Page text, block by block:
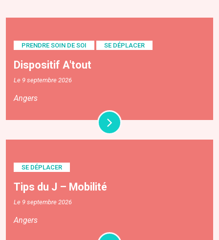
PRENDRE SOIN DE SOI SE DÉPLACER
Dispositif A'tout
Le 9 septembre 2026
Angers
SE DÉPLACER
Tips du J – Mobilité
Le 9 septembre 2026
Angers